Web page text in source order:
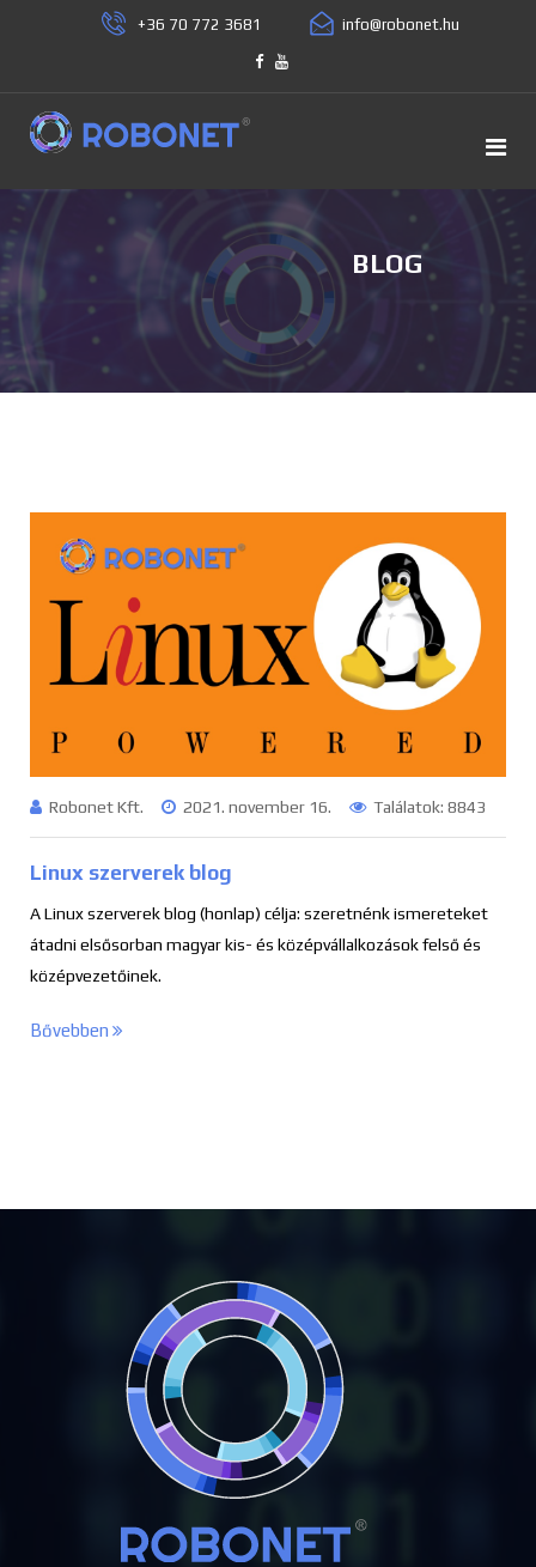
+36 70 772 3681
BLOG
Robonet Kft. 2021. november 16. Találatok: 8843
Linux szerverek blog
A Linux szerverek blog (honlap) célja: szeretnénk ismereteket
átadni elsősorban magyar kis- és középvállalkozások felső és
középvezetőinek.
Bővebben